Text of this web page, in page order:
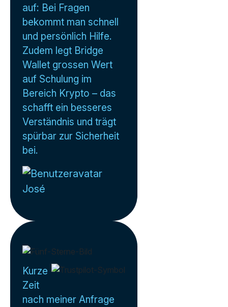
auf: Bei Fragen
bekommt man schnell
und persönlich Hilfe.
Zudem legt Bridge
Wallet grossen Wert
auf Schulung im
Bereich Krypto – das
schafft ein besseres
Verständnis und trägt
spürbar zur Sicherheit
bei.
José
Kurze
Zeit
nach meiner Anfrage